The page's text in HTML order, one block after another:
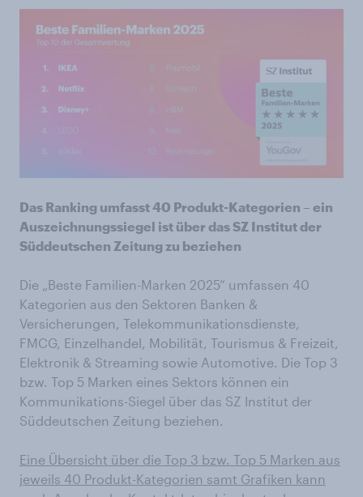
Das Ranking umfasst 40 Produkt-Kategorien – ein
Auszeichnungssiegel ist über das SZ Institut der
Süddeutschen Zeitung zu beziehen
Die „Beste Familien-Marken 2025“ umfassen 40
Kategorien aus den Sektoren Banken &
Versicherungen, Telekommunikationsdienste,
FMCG, Einzelhandel, Mobilität, Tourismus & Freizeit,
Elektronik & Streaming sowie Automotive. Die Top 3
bzw. Top 5 Marken eines Sektors können ein
Kommunikations-Siegel über das SZ Institut der
Süddeutschen Zeitung beziehen.
Eine Übersicht über die Top 3 bzw. Top 5 Marken aus
jeweils 40 Produkt-Kategorien samt Grafiken kann